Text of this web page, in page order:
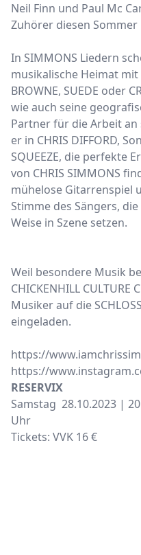
Neil Finn und Paul Mc
Zuhörer diesen
In SIMMONS Liedern
musikalische Heimat mit
BROWNE, SUEDE oder
wie auch seine
Partner für die Arbeit an
er in CHRIS DIFFORD,
SQUEEZE, die perfekte
von CHRIS SIMMONS
mühelose Gitarrenspiel
Stimme des Sängers,
Weise in Szene setzen.
Weil besondere Musik
CHICKENHILL
Musiker auf die
eingeladen.
https://
https://
RESERVIX
Samstag 28.10.2023 |
Uhr
Tickets: VVK 16 €